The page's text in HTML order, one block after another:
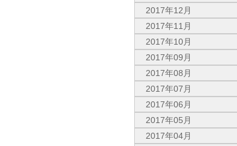
2017年12月
2017年11月
2017年10月
2017年09月
2017年08月
2017年07月
2017年06月
2017年05月
2017年04月